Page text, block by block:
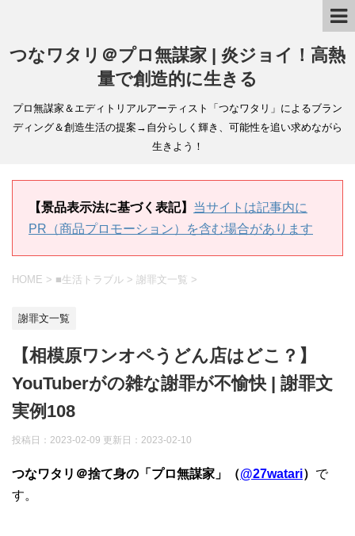
つなワタリ＠プロ無謀家 | 炎ジョイ！高熱
量で創造的に生きる
プロ無謀家＆エディトリアルアーティスト「つなワタリ」によるブラン
ディング＆創造生活の提案→自分らしく輝き、可能性を追い求めながら
生きよう！
【景品表示法に基づく表記】 当サイトは記事内に
PR（商品プロモーション）を含む場合があります
HOME > ■生活トラブル > 謝罪文一覧 >
謝罪文一覧
【相模原ワンオペうどん店はどこ？】
YouTuberがの雑な謝罪が不愉快 | 謝罪文
実例108
投稿日：2023-02-09 更新日： 2023-02-10
つなワタリ＠捨て身の「プロ無謀家」（@27watari） で
す。